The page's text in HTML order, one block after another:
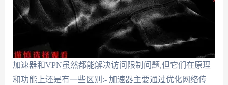
加速器和VPN虽然都能解决访问限制问题,但它们在原理
和功能上还是有一些区别:- 加速器主要通过优化网络传